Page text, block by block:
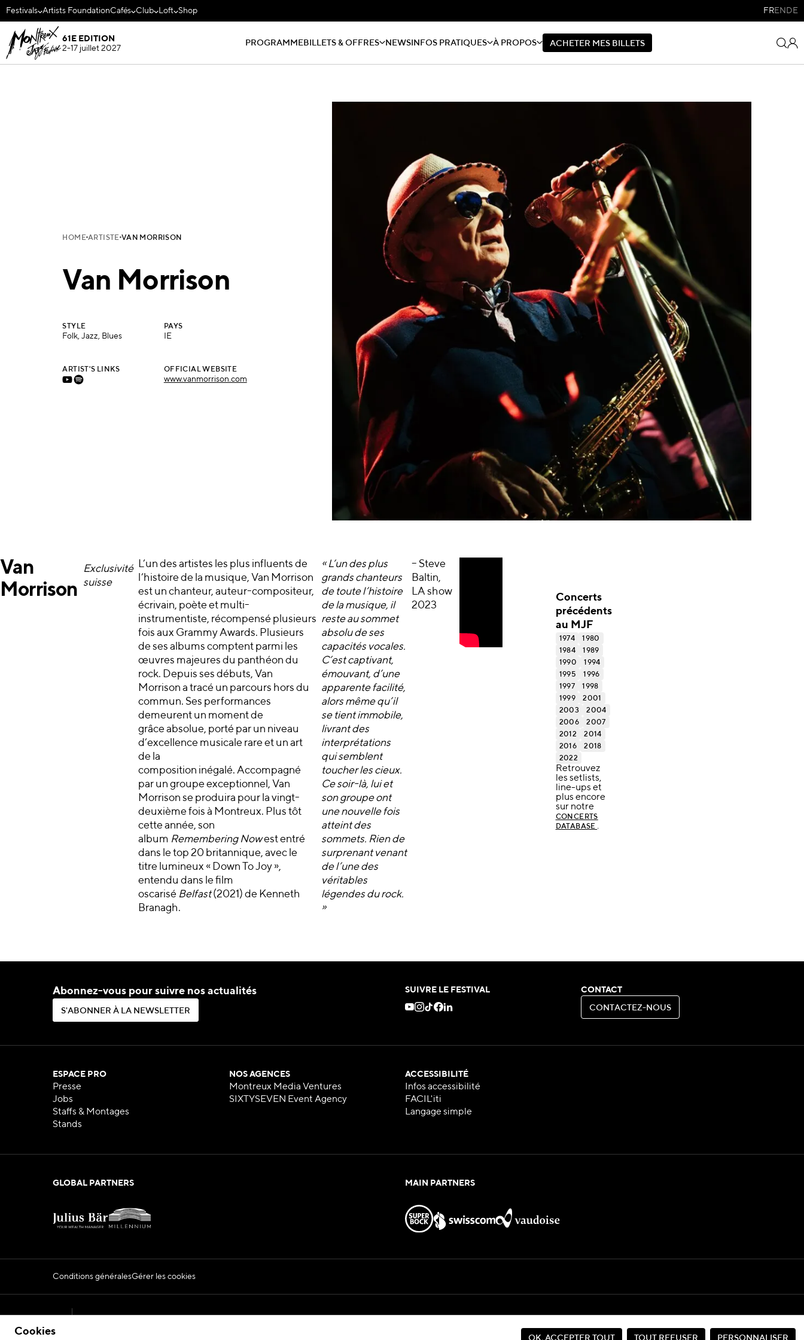
Cookies
PERSONNALISER
TOUT REFUSER
OK, ACCEPTER TOUT
Festivals Artists FoundationCafés Club Loft Shop FREN DE
61E EDITION
2-17 juillet 2027
PROGRAMMEBILLETS & OFFRES NEWSINFOS PRATIQUES À PROPOS AC H ET ER M ES B LLET S
ACHETER MES BILLETS
HOME ARTISTE VAN MORRISON
Van Morrison
STYLE
Folk, Jazz, Blues
PAYS
IE
ARTIST'S LINKS OFFICIAL WEBSITE
www.vanmorrison.com
Van
Morrison
Exclusivité
suisse
L’un des artistes les plus influents de
l’histoire de la musique, Van Morrison
est un chanteur, auteur-compositeur,
écrivain, poète et multi-
instrumentiste, récompensé plusieurs
fois aux Grammy Awards. Plusieurs
de ses albums comptent parmi les
œuvres majeures du panthéon du
rock. Depuis ses débuts, Van
Morrison a tracé un parcours hors du
commun. Ses performances
demeurent un moment de
grâce absolue, porté par un niveau
d’excellence musicale rare et un art
de la
composition inégalé. Accompagné
par un groupe exceptionnel, Van
Morrison se produira pour la vingt-
deuxième fois à Montreux. Plus tôt
cette année, son
album Remembering Nowest entré
dans le top 20 britannique, avec le
titre lumineux « Down To Joy »,
entendu dans le film
oscarisé Belfast(2021) de Kenneth
Branagh.
« L’un des plus
grands chanteurs
de toute l’histoire
de la musique, il
reste au sommet
absolu de ses
capacités vocales.
C’est captivant,
émouvant, d’une
apparente facilité,
alors même qu’il
se tient immobile,
livrant des
interprétations
qui semblent
toucher les cieux.
Ce soir-là, lui et
son groupe ont
une nouvelle fois
atteint des
sommets. Rien de
surprenant venant
de l’une des
véritables
légendes du rock.
»
– Steve
Baltin,
LA show
2023
Concerts
précédents
au MJF
1974
1980
1984
1989
1990
1994
1995
1996
1997
1998
1999
2001
2003
2004
2006
2007
2012
2014
2016
2018
2022
Retrouvez
les setlists,
line-ups et
plus encore
sur notre
CONCERTS
DATABASE .
Abonnez-vous pour suivre nos actualités
S'A BO N N E R À LA N EWS L ETT E R
S'ABONNER À LA NEWSLETTER
SUIVRE LE FESTIVAL CONTACT
CO NTACT EZ- NOUS
CONTACTEZ-NOUS
ESPACE PRO
Presse
Jobs
Staffs & Montages
Stands
NOS AGENCES
Montreux Media Ventures
SIXTYSEVEN Event Agency
ACCESSIBILITÉ
Infos accessibilité
FACIL'iti
Langage simple
GLOBAL PARTNERS MAIN PARTNERS
Conditions généralesGérer les cookies
Hosted by Site réalisé par